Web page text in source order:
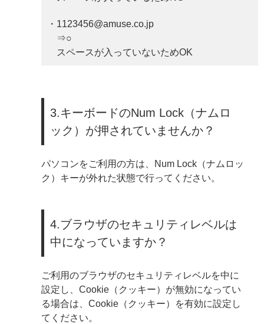
・1123456@amuse.co.jp
⇒○
スペースが入っていないためOK
3.キーボードのNum Lock（ナムロ
ック）が押されていませんか？
パソコンをご利用の方は、Num Lock（ナムロッ
ク）キーが外れた状態で行ってください。
4.ブラウザのセキュリティレベルは
中になっていますか？
ご利用のブラウザのセキュリティレベルを中に
設定し、Cookie（クッキー）が無効になってい
る場合は、Cookie（クッキー）を有効に設定し
てください。